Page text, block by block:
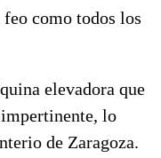
como todos los
elevadora que
lo
de Zaragoza.